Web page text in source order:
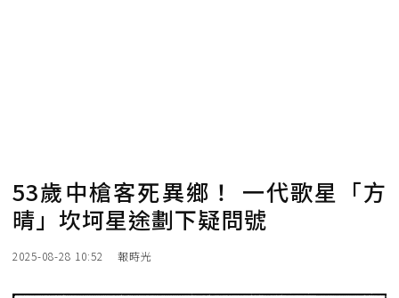
53歲中槍客死異鄉！ 一代歌星「方
晴」坎坷星途劃下疑問號
2025-08-28 10:52 報時光